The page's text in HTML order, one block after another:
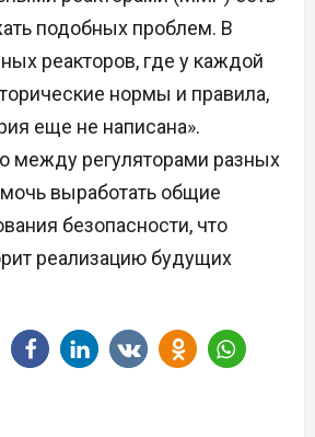
подобных проблем. В
реакторов, где у каждой
нормы и правила,
еще не написана».
между регуляторами разных
выработать общие
безопасности, что
реализацию будущих